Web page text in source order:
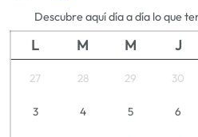
Descubre aquí día a día lo que
L M M J
27 28 29 30
3 4 5 6